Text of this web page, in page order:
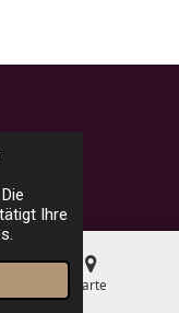
Ihre
Karte